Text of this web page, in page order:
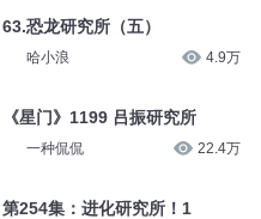
63.恐龙研究所（五）
哈小浪 4.9万
《星门》1199 吕振研究所
一种侃侃 22.4万
第254集：进化研究所！1